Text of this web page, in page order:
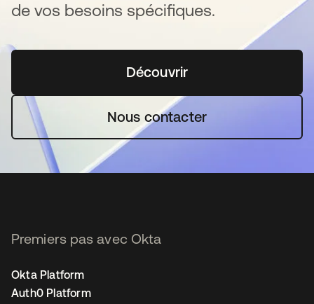
de vos besoins spécifiques.
Découvrirs’ouvre dans un nouvel
Nous contacter
Premiers pas avec Okta
Okta Platform
Auth0 Platform